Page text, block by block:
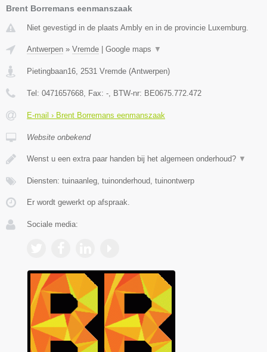
Brent Borremans eenmanszaak
Niet gevestigd in de plaats Ambly en in de provincie Luxemburg.
Antwerpen » Vremde Google maps ▼
Pietingbaan16, 2531 Vremde (Antwerpen)
Tel: 0471657668, Fax: -, BTW-nr: BE0675.772.472
E-mail › Brent Borremans eenmanszaak
Website onbekend
Wenst u een extra paar handen bij het algemeen onderhoud? ▼
Diensten: tuinaanleg, tuinonderhoud, tuinontwerp
Er wordt gewerkt op afspraak.
Sociale media: